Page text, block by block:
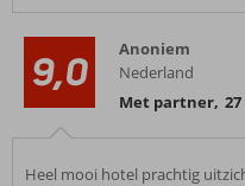
9,0
Anoniem
Nederland
Met partner,
Heel mooi hotel prachtig